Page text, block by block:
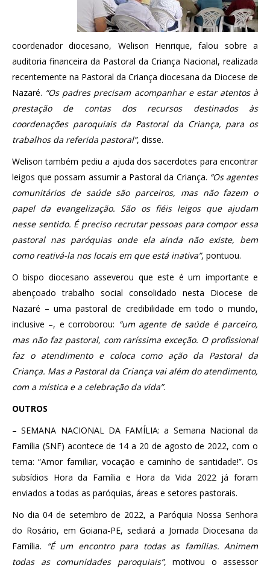
coordenador diocesano, Welison Henrique, falou sobre a
auditoria financeira da Pastoral da Criança Nacional, realizada
recentemente na Pastoral da Criança diocesana da Diocese de
Nazaré. “Os padres precisam acompanhar e estar atentos à
prestação de contas dos recursos destinados às
coordenações paroquiais da Pastoral da Criança, para os
trabalhos da referida pastoral”, disse.
Welison também pediu a ajuda dos sacerdotes para encontrar
leigos que possam assumir a Pastoral da Criança. “Os agentes
comunitários de saúde são parceiros, mas não fazem o
papel da evangelização. São os fiéis leigos que ajudam
nesse sentido. É preciso recrutar pessoas para compor essa
pastoral nas paróquias onde ela ainda não existe, bem
como reativá-la nos locais em que está inativa”, pontuou.
O bispo diocesano asseverou que este é um importante e
abençoado trabalho social consolidado nesta Diocese de
Nazaré – uma pastoral de credibilidade em todo o mundo,
inclusive –, e corroborou: “um agente de saúde é parceiro,
mas não faz pastoral, com raríssima exceção. O profissional
faz o atendimento e coloca como ação da Pastoral da
Criança. Mas a Pastoral da Criança vai além do atendimento,
com a mística e a celebração da vida”.
OUTROS
– SEMANA NACIONAL DA FAMÍLIA: a Semana Nacional da
Família (SNF) acontece de 14 a 20 de agosto de 2022, com o
tema: “Amor familiar, vocação e caminho de santidade!”. Os
subsídios Hora da Família e Hora da Vida 2022 já foram
enviados a todas as paróquias, áreas e setores pastorais.
No dia 04 de setembro de 2022, a Paróquia Nossa Senhora
do Rosário, em Goiana-PE, sediará a Jornada Diocesana da
Família.
“É um encontro para todas as famílias. Animem
todas as comunidades paroquiais”, motivou o assessor